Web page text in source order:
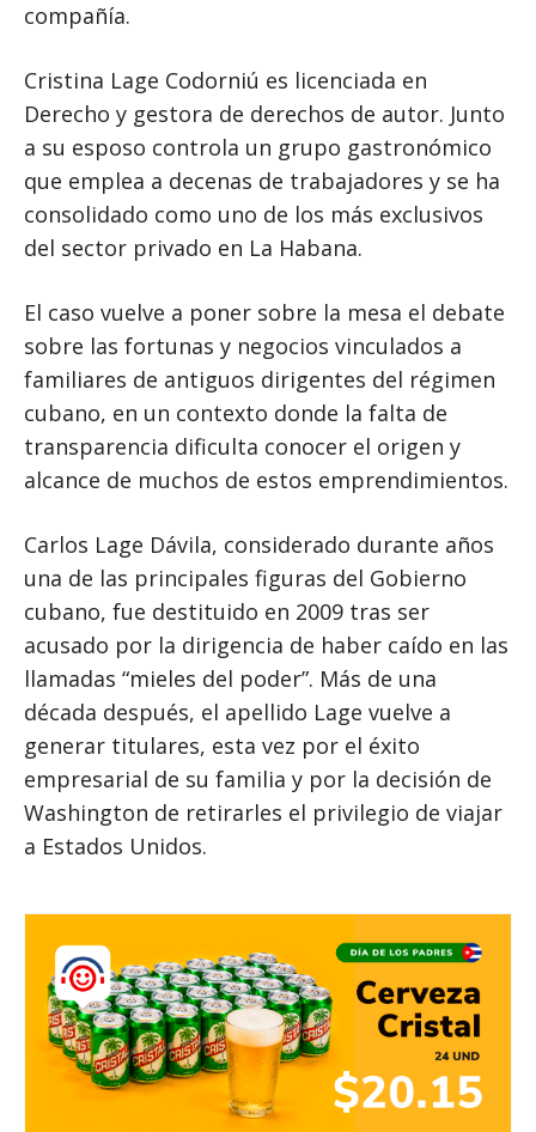
compañía.
Cristina Lage Codorniú es licenciada en
Derecho y gestora de derechos de autor. Junto
a su esposo controla un grupo gastronómico
que emplea a decenas de trabajadores y se ha
consolidado como uno de los más exclusivos
del sector privado en La Habana.
El caso vuelve a poner sobre la mesa el debate
sobre las fortunas y negocios vinculados a
familiares de antiguos dirigentes del régimen
cubano, en un contexto donde la falta de
transparencia dificulta conocer el origen y
alcance de muchos de estos emprendimientos.
Carlos Lage Dávila, considerado durante años
una de las principales figuras del Gobierno
cubano, fue destituido en 2009 tras ser
acusado por la dirigencia de haber caído en las
llamadas “mieles del poder”. Más de una
década después, el apellido Lage vuelve a
generar titulares, esta vez por el éxito
empresarial de su familia y por la decisión de
Washington de retirarles el privilegio de viajar
a Estados Unidos.